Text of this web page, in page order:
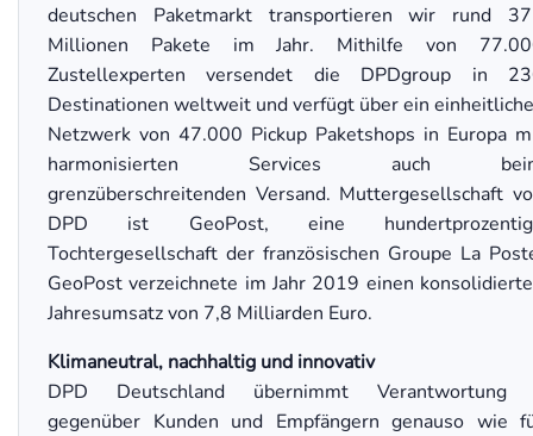
deutschen Paketmarkt transportieren wir rund
Millionen Pakete im Jahr. Mithilfe von
Zustellexperten versendet die DPDgroup in
Destinationen weltweit und verfügt über ein
Netzwerk von 47.000 Pickup Paketshops in Europa
harmonisierten Services auch
grenzüberschreitenden Versand. Muttergesellschaft
DPD ist GeoPost, eine
Tochtergesellschaft der französischen Groupe La
GeoPost verzeichnete im Jahr 2019 einen
Jahresumsatz von 7,8 Milliarden Euro.
Klimaneutral, nachhaltig und innovativ
DPD Deutschland übernimmt
gegenüber Kunden und Empfängern genauso wie